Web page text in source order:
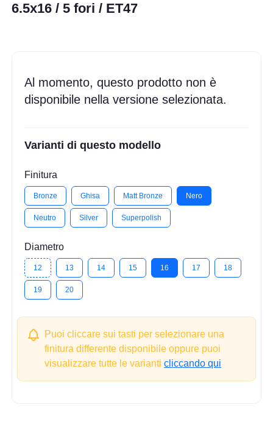
6.5x16 / 5 fori / ET47
Al momento, questo prodotto non è
disponibile nella versione selezionata.
Varianti di questo modello
Finitura
Bronze Ghisa Matt Bronze Nero
Neutro Silver Superpolish
Diametro
12 13 14 15 16 17 18
19 20
Puoi cliccare sui tasti per selezionare una
finitura differente disponibile oppure puoi
visualizzare tutte le varianticliccando qui